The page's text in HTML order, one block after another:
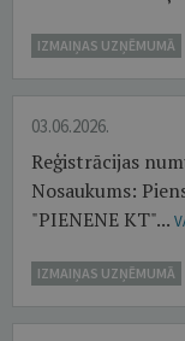
IZMAIŅAS UZŅĒMUMĀ
03.06.2026.
Reģistrācijas
Nosaukums:
"PIENENE KT"...
IZMAIŅAS UZŅĒMUMĀ